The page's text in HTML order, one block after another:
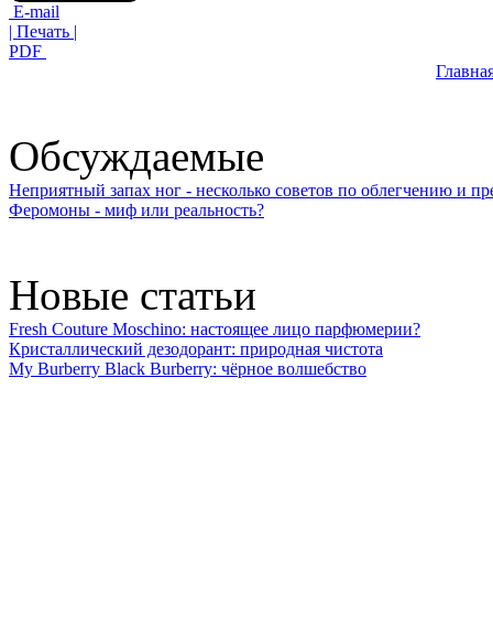
E-mail
| Печать |
PDF
Обсуждаемые
Неприятный запах ног - несколько советов по облегчению и
Феромоны - миф или реальность?
Новые статьи
Fresh Couture Moschino: настоящее лицо парфюмерии?
Кристаллический дезодорант: природная чистота
My Burberry Black Burberry: чёрное волшебство